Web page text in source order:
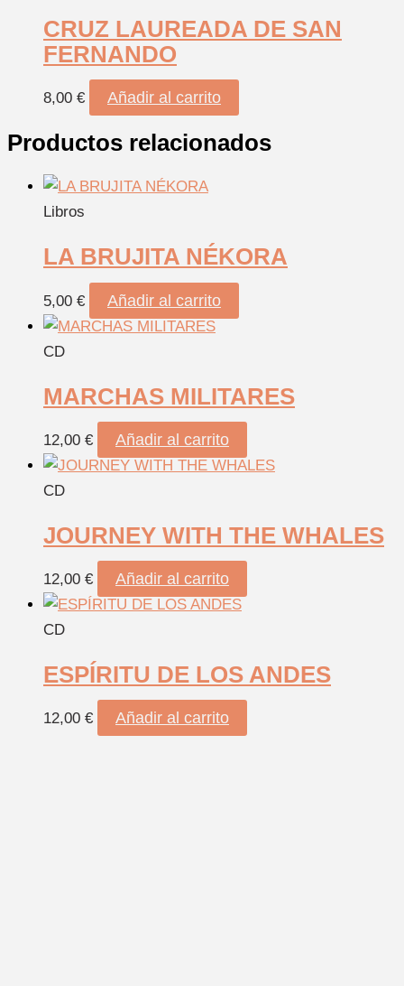
CRUZ LAUREADA DE SAN
FERNANDO
8,00 € Añadir al carrito
Productos relacionados
Libros
LA BRUJITA NÉKORA
5,00 € Añadir al carrito
CD
MARCHAS MILITARES
12,00 € Añadir al carrito
CD
JOURNEY WITH THE WHALES
12,00 € Añadir al carrito
CD
ESPÍRITU DE LOS ANDES
12,00 € Añadir al carrito